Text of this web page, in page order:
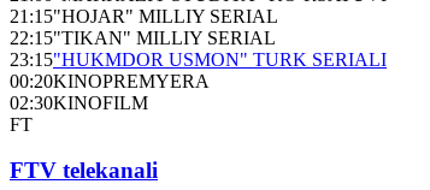
21:15"HOJAR" MILLIY SERIAL
22:15"TIKAN" MILLIY SERIAL
23:15"HUKMDOR USMON" TURK SERIALI
00:20KINOPREMYERA
02:30KINOFILM
FT
FTV telekanali